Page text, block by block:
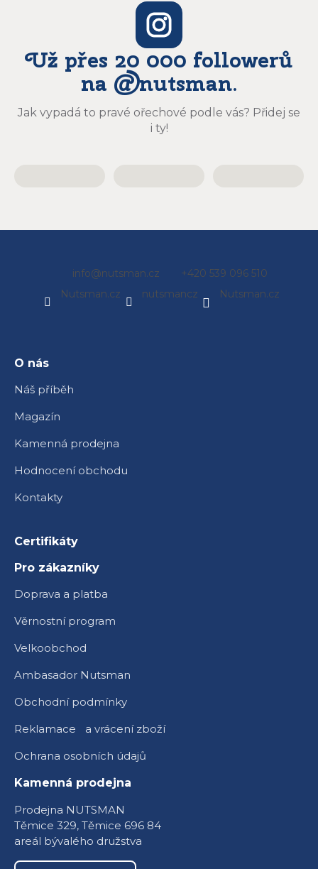
Už přes 20 000 followerů
na @nutsman.
Jak vypadá to pravé ořechové podle vás? Přidej se
i ty!
info@nutsman.cz
+420 539 096 510
Nutsman.cz
nutsmancz Nutsman.cz
O nás
Náš příběh
Magazín
Kamenná prodejna
Hodnocení obchodu
Kontakty
Certifikáty
Pro zákazníky
Doprava a platba
Věrnostní program
Velkoobchod
Ambasador Nutsman
Obchodní podmínky
Reklamace a vrácení zboží
Ochrana osobních údajů
Kamenná prodejna
Prodejna NUTSMAN
Těmice 329, Těmice 696 84
areál bývalého družstva